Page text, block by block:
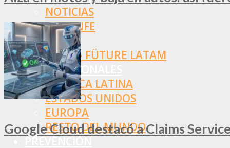
NOTICIAS
LA CONFE
ITC
INESE – FÜTURE LATAM
INTERNACIONALES
AMÉRICA LATINA
ESTADOS UNIDOS
EUROPA
RESTO DEL MUNDO
Google Cloud destacó a Claims